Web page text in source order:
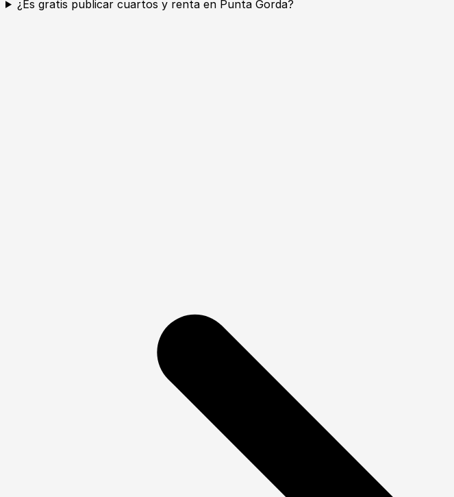
¿Es gratis publicar cuartos y renta en Punta Gorda?